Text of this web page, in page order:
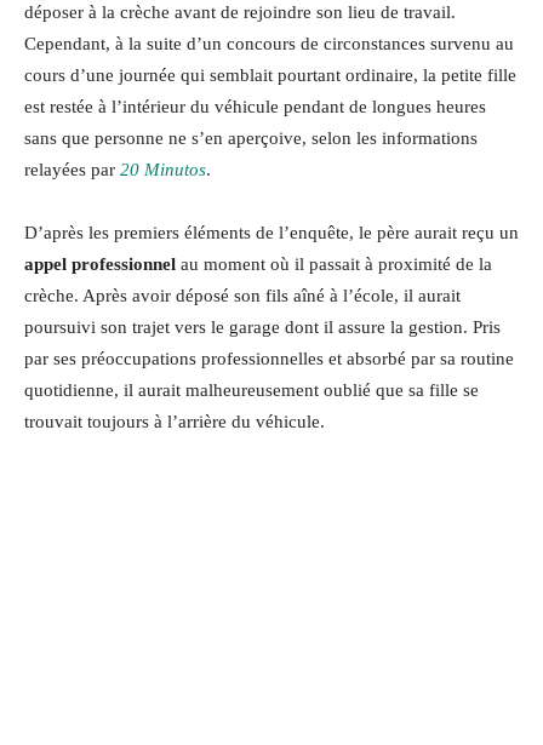
déposer à la crèche avant de rejoindre son lieu de travail.
Cependant, à la suite d’un concours de circonstances survenu au
cours d’une journée qui semblait pourtant ordinaire, la petite fille
est restée à l’intérieur du véhicule pendant de longues heures
sans que personne ne s’en aperçoive, selon les informations
relayées par 20 Minutos.
D’après les premiers éléments de l’enquête, le père aurait reçu un
appel professionnel au moment où il passait à proximité de la
crèche. Après avoir déposé son fils aîné à l’école, il aurait
poursuivi son trajet vers le garage dont il assure la gestion. Pris
par ses préoccupations professionnelles et absorbé par sa routine
quotidienne, il aurait malheureusement oublié que sa fille se
trouvait toujours à l’arrière du véhicule.